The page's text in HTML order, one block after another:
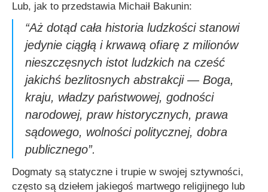
Lub, jak to przedstawia Michaił Bakunin:
“Aż dotąd cała historia ludzkości stanowi
jedynie ciągłą i krwawą ofiarę z milionów
nieszczęsnych istot ludzkich na cześć
jakichś bezlitosnych abstrakcji — Boga,
kraju, władzy państwowej, godności
narodowej, praw historycznych, prawa
sądowego, wolności politycznej, dobra
publicznego”.
Dogmaty są statyczne i trupie w swojej sztywności,
często są dziełem jakiegoś martwego religijnego lub